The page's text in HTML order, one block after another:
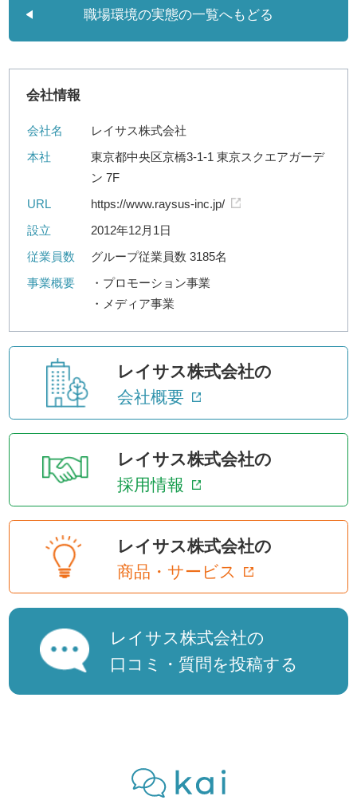
職場環境の実態の一覧へもどる
会社情報
会社名
レイサス株式会社
本社
東京都中央区京橋3-1-1 東京スクエアガーデ
ン 7F
URL
https://www.raysus-inc.jp/
設立
2012年12月1日
従業員数
グループ従業員数 3185名
事業概要
・プロモーション事業
・メディア事業
レイサス株式会社の
会社概要
レイサス株式会社の
採用情報
レイサス株式会社の
商品・サービス
レイサス株式会社の
口コミ・質問を投稿する